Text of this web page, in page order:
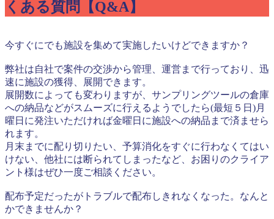
くある質問【Q&A】
今すぐにでも施設を集めて実施したいけどできますか？
弊社は自社で案件の交渉から管理、運営まで行っており、迅
速に施設の獲得、展開できます。
展開数によっても変わりますが、サンプリングツールの倉庫
への納品などがスムーズに行えるようでしたら(最短５日)月
曜日に発注いただければ金曜日に施設への納品まで済ませら
れます。
月末までに配り切りたい、予算消化をすぐに行わなくてはい
けない、他社には断られてしまったなど、お困りのクライア
ント様はぜひ一度ご相談ください。
配布予定だったがトラブルで配布しきれなくなった。なんと
かできませんか？